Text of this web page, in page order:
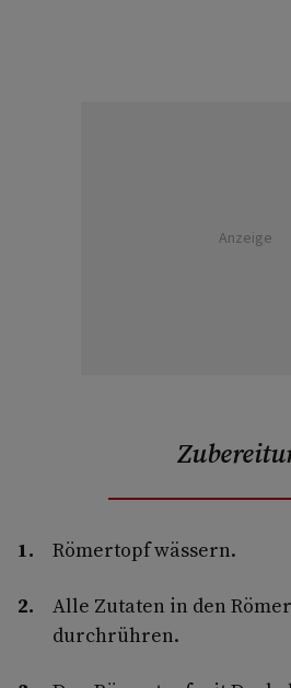
Anzeige
Römertopf wässern.
Alle Zutaten in den
durchrühren.